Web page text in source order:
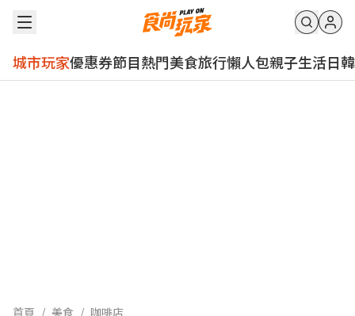
城市玩家優惠券節目熱門美食旅行懶人包親子生活日韓
首頁 / 美食 / 咖啡店